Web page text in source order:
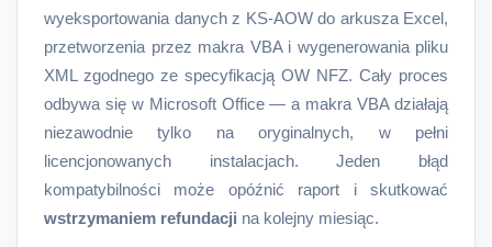
wyeksportowania danych z KS-AOW do arkusza Excel,
przetworzenia przez makra VBA i wygenerowania pliku
XML zgodnego ze specyfikacją OW NFZ. Cały proces
odbywa się w Microsoft Office — a makra VBA działają
niezawodnie tylko na oryginalnych, w pełni
licencjonowanych instalacjach. Jeden błąd
kompatybilności może opóźnić raport i skutkować
wstrzymaniem refundacji na kolejny miesiąc.